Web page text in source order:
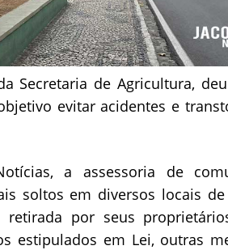
Secretaria de Agricultura,
evitar acidentes e
a assessoria de
soltos em diversos locais
por seus
estipulados em Lei, outras